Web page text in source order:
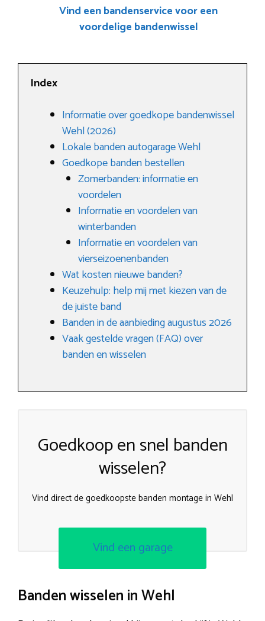
Vind een bandenservice voor een
voordelige bandenwissel
Index
Informatie over goedkope bandenwissel
Wehl (2026)
Lokale banden autogarage Wehl
Goedkope banden bestellen
Zomerbanden: informatie en
voordelen
Informatie en voordelen van
winterbanden
Informatie en voordelen van
vierseizoenenbanden
Wat kosten nieuwe banden?
Keuzehulp: help mij met kiezen van de
de juiste band
Banden in de aanbieding augustus 2026
Vaak gestelde vragen (FAQ) over
banden en wisselen
Goedkoop en snel banden
wisselen?
Vind direct de goedkoopste banden montage in Wehl
Vind een garage
Banden wisselen in Wehl